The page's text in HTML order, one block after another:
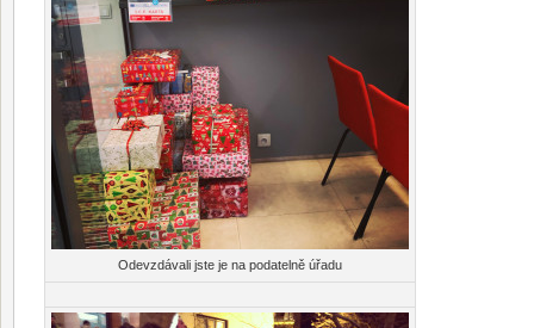
Odevzdávali jste je na podatelně úřadu